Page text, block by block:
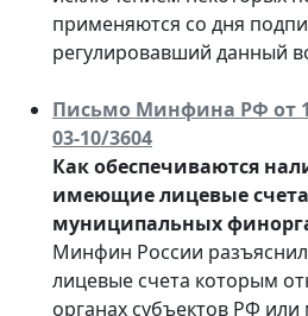
применяются со дня
регулировавший данный
Письмо Минфина РФ от
03-10/3604
Как обеспечиваются
имеющие лицевые
муниципальных
Минфин России
лицевые счета которым
органах субъектов РФ